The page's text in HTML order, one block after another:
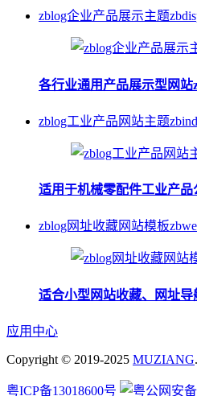
zblog企业产品展示主题
各行业通用产品展示型网站
zblog工业产品网站主题
适用于机械零配件工业产
zblog网址收藏网站模板
适合小型网站收藏、网址导
应用中心
Copyright © 2019-2025 MUZIANG
粤ICP备13018600号